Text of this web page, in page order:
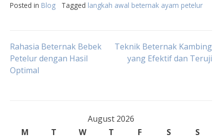
Posted in Blog Tagged langkah awal beternak ayam petelur
Post
navigation
Rahasia Beternak Bebek
Petelur dengan Hasil
Optimal
Teknik Beternak Kambing
yang Efektif dan Teruji
August 2026
M
T W T F S
S